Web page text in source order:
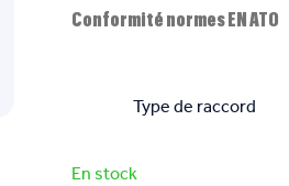
Conformité normes EN ATO
Type de raccord
En stock